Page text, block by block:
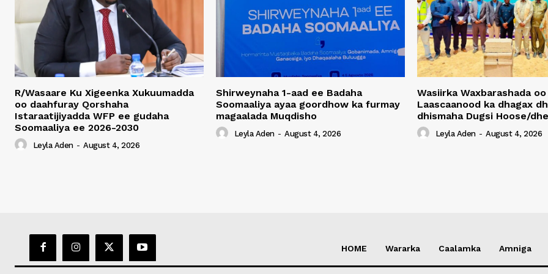
R/Wasaare Ku Xigeenka Xukuumadda
oo daahfuray Qorshaha
Istaraatijiyadda WFP ee gudaha
Soomaaliya ee 2026-2030
Leyla Aden - August 4, 2026
Shirweynaha 1-aad ee Badaha
Soomaaliya ayaa goordhow ka furmay
magaalada Muqdisho
Leyla Aden - August 4, 2026
Wasiirka Waxbarashada
Laascaanood ka dhagax
dhismaha Dugsi Hoose/
Leyla Aden - August 4, 2026
HOME Wararka Caalamka Amniga